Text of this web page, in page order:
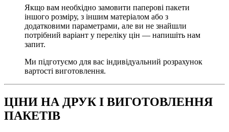
Якщо вам необхідно замовити паперові пакети
іншого розміру, з іншим матеріалом або з
додатковими параметрами, але ви не знайшли
потрібний варіант у переліку цін — напишіть нам
запит.
Ми підготуємо для вас індивідуальний розрахунок
вартості виготовлення.
ЦІНИ НА ДРУК І ВИГОТОВЛЕННЯ
ПАКЕТІВ